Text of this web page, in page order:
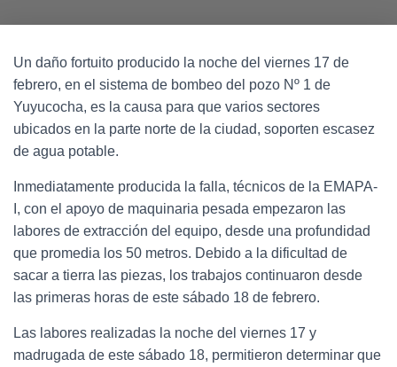
Un daño fortuito producido la noche del viernes 17 de
febrero, en el sistema de bombeo del pozo Nº 1 de
Yuyucocha, es la causa para que varios sectores
ubicados en la parte norte de la ciudad, soporten escasez
de agua potable.
Inmediatamente producida la falla, técnicos de la EMAPA-
I, con el apoyo de maquinaria pesada empezaron las
labores de extracción del equipo, desde una profundidad
que promedia los 50 metros. Debido a la dificultad de
sacar a tierra las piezas, los trabajos continuaron desde
las primeras horas de este sábado 18 de febrero.
Las labores realizadas la noche del viernes 17 y
madrugada de este sábado 18, permitieron determinar que